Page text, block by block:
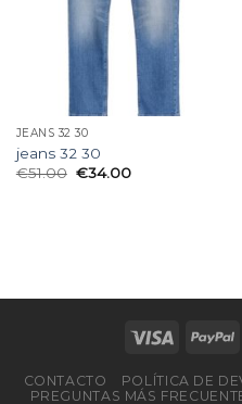
JEANS 32 30
jeans 32 30
€51.00 €34.00
CONTACTO
POLÍTICA DE
PREGUNTAS MÁS